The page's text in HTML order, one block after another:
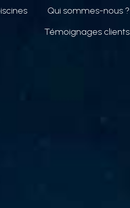
& Spas
Qui sommes-nous ?
Témoignages clients